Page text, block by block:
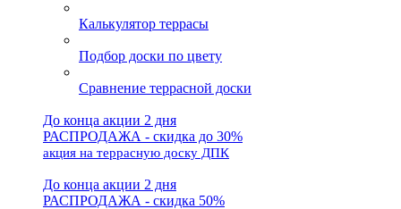
Калькулятор террасы
Подбор доски по цвету
Сравнение террасной доски
До конца акции 2 дня
РАСПРОДАЖА - скидка до 30%
акция на террасную доску ДПК
До конца акции 2 дня
РАСПРОДАЖА - скидка 50%